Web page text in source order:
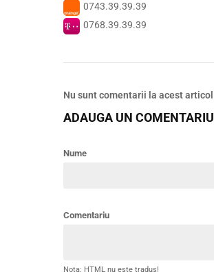
0743.39.39.39
0768.39.39.39
Nu sunt comentarii la acest articol
ADAUGA UN COMENTARIU
Nume
Comentariu
Nota: HTML nu este tradus!